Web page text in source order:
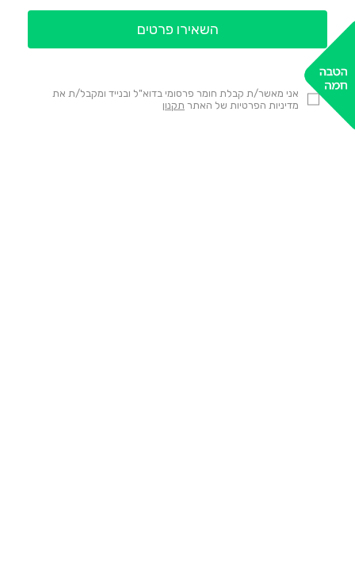
אני מאשר/ת קבלת חומר פרסומי בדוא"ל ובנייד ומקבל/ת את
מדיניות הפרטיות של האתר תקנון
השאירו פרטים